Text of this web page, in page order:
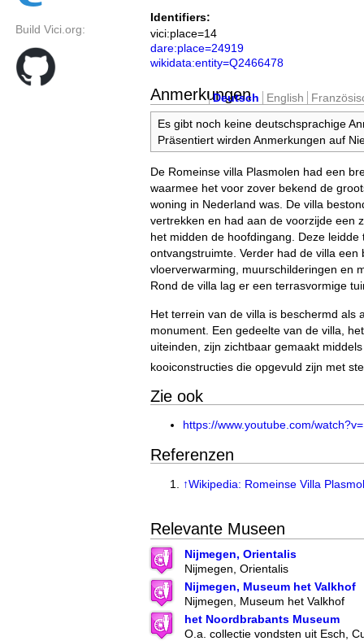
Build Vici.org:
Identifiers:
vici:place=14
dare:place=24919
wikidata:entity=Q2466478
Anmerkungen
Deutsch English
Es gibt noch keine deutschsprachige
Präsentiert wirden Anmerkungen auf
De Romeinse villa Plasmolen had een
waarmee het voor zover bekend de
woning in Nederland was. De villa
vertrekken en had aan de voorzijde een
het midden de hoofdingang. Deze leidde
ontvangstruimte. Verder had de villa een
vloerverwarming, muurschilderingen en
Rond de villa lag er een terrasvormige
Het terrein van de villa is beschermd als
monument. Een gedeelte van de villa,
uiteinden, zijn zichtbaar gemaakt
kooiconstructies die opgevuld zijn met
Zie ook
https://www.youtube.com/
Referenzen
↑Wikipedia: Romeinse Villa
Relevante Museen
Nijmegen, Orientalis
Nijmegen, Orientalis
Nijmegen, Museum het Valkhof
Nijmegen, Museum het Valkhof
het Noordbrabants Museum
O.a. collectie vondsten uit Esch,